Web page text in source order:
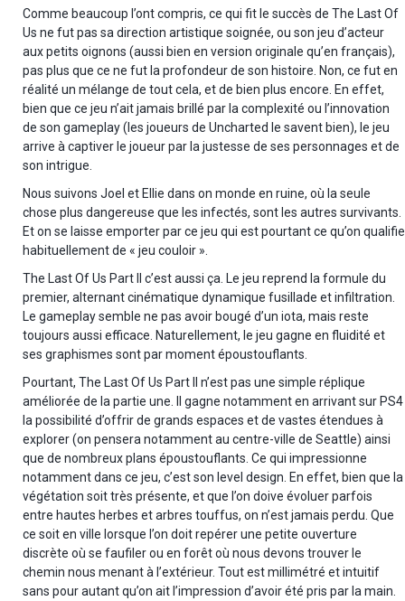
Comme beaucoup l’ont compris, ce qui fit le succès de The Last Of
Us ne fut pas sa direction artistique soignée, ou son jeu d’acteur
aux petits oignons (aussi bien en version originale qu’en français),
pas plus que ce ne fut la profondeur de son histoire. Non, ce fut en
réalité un mélange de tout cela, et de bien plus encore. En effet,
bien que ce jeu n’ait jamais brillé par la complexité ou l’innovation
de son gameplay (les joueurs de Uncharted le savent bien), le jeu
arrive à captiver le joueur par la justesse de ses personnages et de
son intrigue.
Nous suivons Joel et Ellie dans on monde en ruine, où la seule
chose plus dangereuse que les infectés, sont les autres survivants.
Et on se laisse emporter par ce jeu qui est pourtant ce qu’on qualifie
habituellement de « jeu couloir ».
The Last Of Us Part II c’est aussi ça. Le jeu reprend la formule du
premier, alternant cinématique dynamique fusillade et infiltration.
Le gameplay semble ne pas avoir bougé d’un iota, mais reste
toujours aussi efficace. Naturellement, le jeu gagne en fluidité et
ses graphismes sont par moment époustouflants.
Pourtant, The Last Of Us Part II n’est pas une simple réplique
améliorée de la partie une. Il gagne notamment en arrivant sur PS4
la possibilité d’offrir de grands espaces et de vastes étendues à
explorer (on pensera notamment au centre-ville de Seattle) ainsi
que de nombreux plans époustouflants. Ce qui impressionne
notamment dans ce jeu, c’est son level design. En effet, bien que la
végétation soit très présente, et que l’on doive évoluer parfois
entre hautes herbes et arbres touffus, on n’est jamais perdu. Que
ce soit en ville lorsque l’on doit repérer une petite ouverture
discrète où se faufiler ou en forêt où nous devons trouver le
chemin nous menant à l’extérieur. Tout est millimétré et intuitif
sans pour autant qu’on ait l’impression d’avoir été pris par la main.